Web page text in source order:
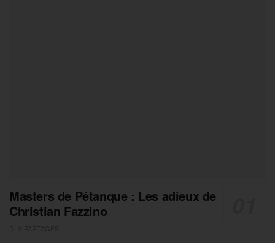
Masters de Pétanque : Les adieux de
Christian Fazzino